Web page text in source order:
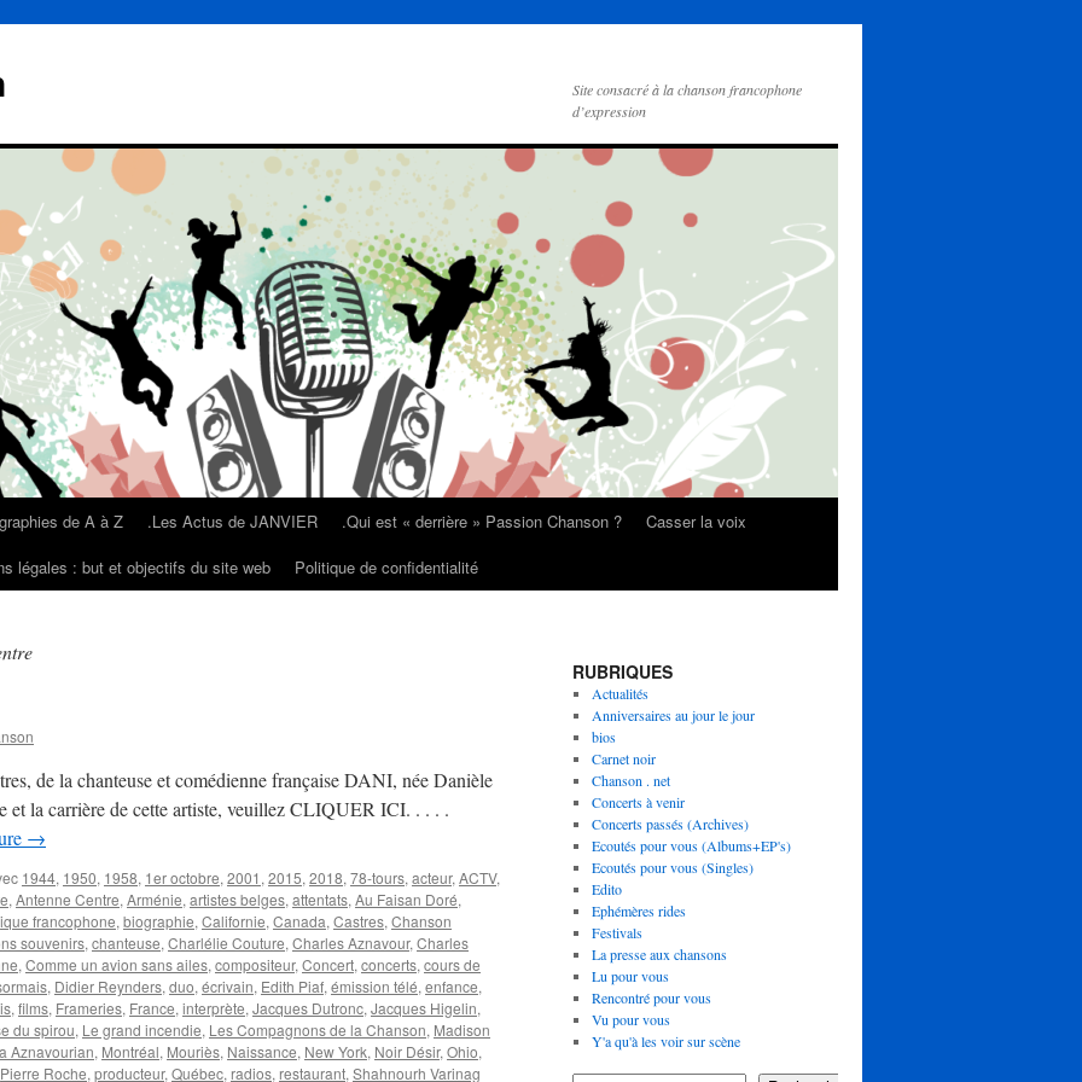
Site consacré à la chanson francophone
d’expression
de A à Z .Les Actus de JANVIER .Qui est « derrière » Passion Chanson ?
Casser la voix
légales : but et objectifs du site web Politique de confidentialité
de la chanteuse et comédienne française DANI, née Danièle
et la carrière de cette artiste, veuillez CLIQUER ICI. . . . .
→
1944, 1950, 1958, 1er octobre, 2001 , 2015, 2018, 78-tours, acteur, ACTV,
, Antenne Centre, Arménie, artistes belges, attentats, Au Faisan Doré,
francophone, biographie, Californie, Canada, Castres, Chanson
souvenirs, chanteuse, Charlélie Couture, Charles Aznavour, Charles
, Comme un avion sans ailes, compositeur, Concert, concerts, cours de
, Didier Reynders, duo, écrivain, Edith Piaf, émission télé, enfance,
, films, Frameries, France, interprète, Jacques Dutronc, Jacques Higelin,
du spirou, Le grand incendie, Les Compagnons de la Chanson, Madison
Aznavourian, Montréal, Mouriès, Naissance, New York, Noir Désir, Ohio,
Pierre Roche, producteur, Québec, radios, restaurant, Shahnourh Varinag
RUBRIQUES
Actualités
Anniversaires au jour le jour
bios
Carnet noir
Chanson . net
Concerts à venir
Concerts passés (Archives)
Ecoutés pour vous (Albums+EP's)
Ecoutés pour vous (Singles)
Edito
Ephémères rides
Festivals
La presse aux chansons
Lu pour vous
Rencontré pour vous
Vu pour vous
Y'a qu'à les voir sur scène